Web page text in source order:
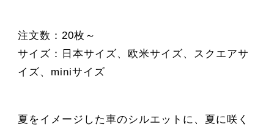
注文数：20枚～
サイズ：日本サイズ、欧米サイズ、スクエアサ
イズ、miniサイズ
夏をイメージした車のシルエットに、夏に咲く